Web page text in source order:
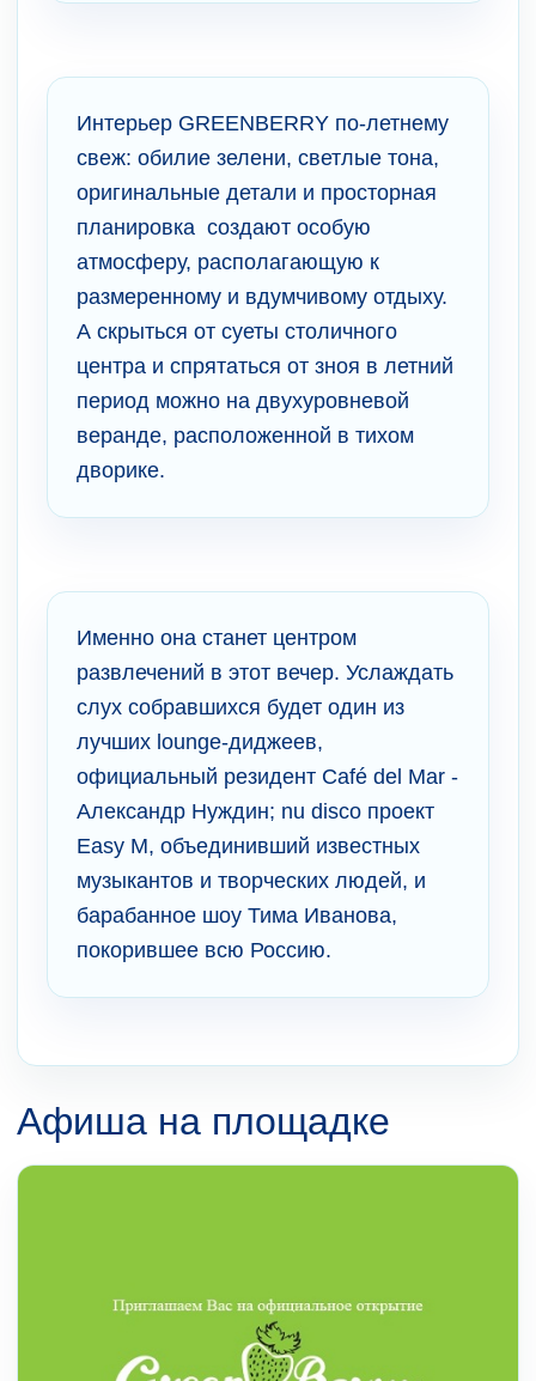
Интерьер GREENBERRY по-летнему
свеж: обилие зелени, светлые тона,
оригинальные детали и просторная
планировка создают особую
атмосферу, располагающую к
размеренному и вдумчивому отдыху.
А скрыться от суеты столичного
центра и спрятаться от зноя в летний
период можно на двухуровневой
веранде, расположенной в тихом
дворике.
Именно она станет центром
развлечений в этот вечер. Услаждать
слух собравшихся будет один из
лучших lounge-диджеев,
официальный резидент Café del Mar -
Александр Нуждин; nu disco проект
Easy M, объединивший известных
музыкантов и творческих людей, и
барабанное шоу Тима Иванова,
покорившее всю Россию.
Афиша на площадке